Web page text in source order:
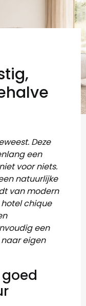
Deze
een
voor niets.
natuurlijke
van modern
chique
een
eigen